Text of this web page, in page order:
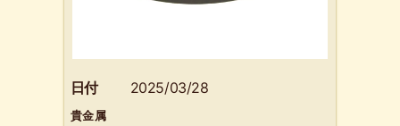
日付 2025/03/28
貴金属